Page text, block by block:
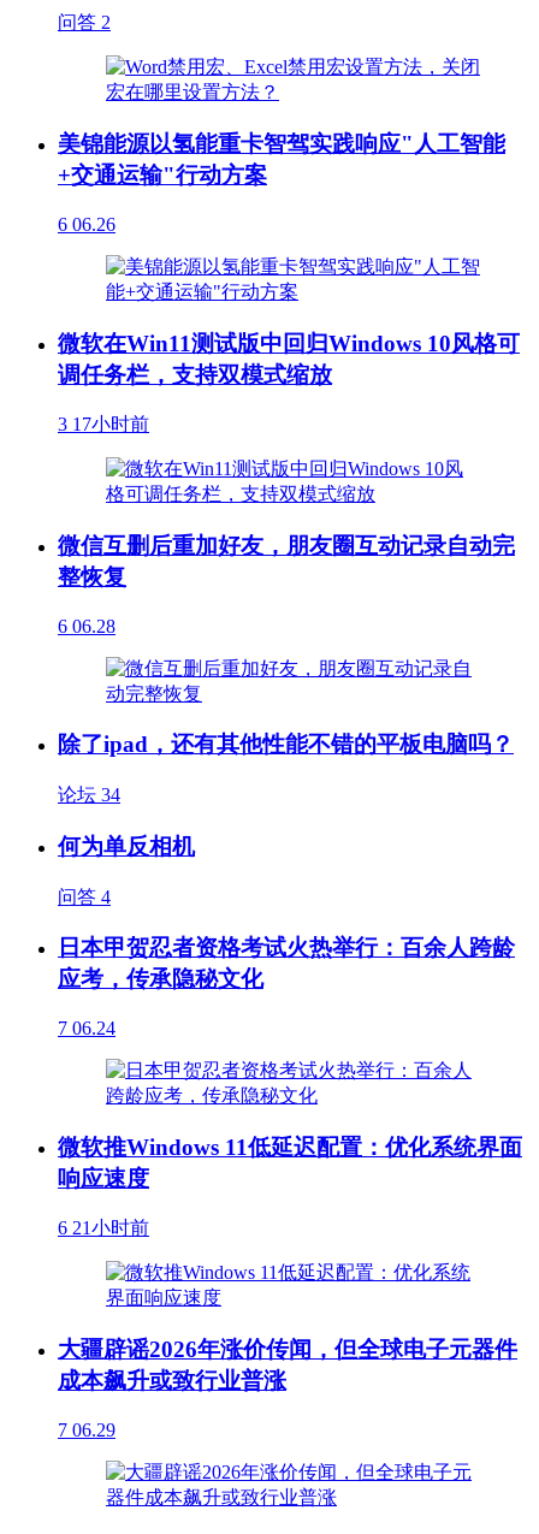
问答 2
美锦能源以氢能重卡智驾实践响应"人工智能
+交通运输"行动方案
6 06.26
微软在Win11测试版中回归Windows 10风格可
调任务栏，支持双模式缩放
3 17小时前
微信互删后重加好友，朋友圈互动记录自动完
整恢复
6 06.28
除了ipad，还有其他性能不错的平板电脑吗？
论坛 34
何为单反相机
问答 4
日本甲贺忍者资格考试火热举行：百余人跨龄
应考，传承隐秘文化
7 06.24
微软推Windows 11低延迟配置：优化系统界面
响应速度
6 21小时前
大疆辟谣2026年涨价传闻，但全球电子元器件
成本飙升或致行业普涨
7 06.29